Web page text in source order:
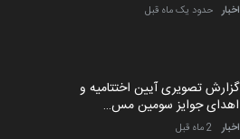
اخبار حدود یک ماه قبل
گزارش تصویری آیین اختتامیه و
اهدای جوایز سومین مس…
اخبار 2 ماه قبل